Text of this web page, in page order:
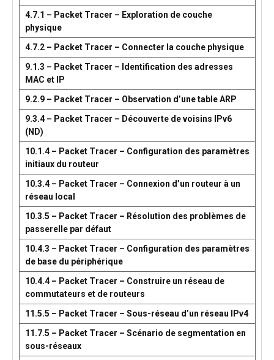
4.7.1 – Packet Tracer – Exploration de couche
physique
4.7.2 – Packet Tracer – Connecter la couche physique
9.1.3 – Packet Tracer – Identification des adresses
MAC et IP
9.2.9 – Packet Tracer – Observation d’une table ARP
9.3.4 – Packet Tracer – Découverte de voisins IPv6
(ND)
10.1.4 – Packet Tracer – Configuration des paramètres
initiaux du routeur
10.3.4 – Packet Tracer – Connexion d’un routeur à un
réseau local
10.3.5 – Packet Tracer – Résolution des problèmes de
passerelle par défaut
10.4.3 – Packet Tracer – Configuration des paramètres
de base du périphérique
10.4.4 – Packet Tracer – Construire un réseau de
commutateurs et de routeurs
11.5.5 – Packet Tracer – Sous-réseau d’un réseau IPv4
11.7.5 – Packet Tracer – Scénario de segmentation en
sous-réseaux